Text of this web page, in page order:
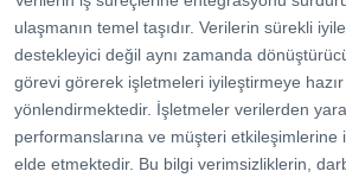
ulaşmanın temel taşıdır. Verilerin sürekli
destekleyici değil aynı zamanda
görevi görerek işletmeleri iyileştirmeye
yönlendirmektedir. İşletmeler verilerden
performanslarına ve müşteri etkileşimlerine
elde etmektedir. Bu bilgi verimsizliklerin,